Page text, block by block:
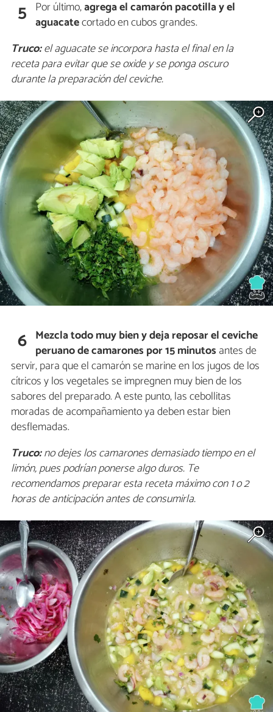
5 Por último,agrega el camarón pacotilla y el
aguacatecortado en cubos grandes.
Truco:el aguacate se incorpora hasta el final en la
receta para evitar que se oxide y se ponga oscuro
durante la preparación del ceviche.
6 Mezcla todo muy bien y deja reposarel ceviche
peruano de camarones por 15 minutos antes de
servir, para que el camarón se marine en los jugos de los
cítricos y los vegetales se impregnen muy bien de los
sabores del preparado. A este punto, las cebollitas
moradas de acompañamiento ya deben estar bien
desflemadas.
Truco:no dejes los camarones demasiado tiempo en el
limón, pues podrían ponerse algo duros. Te
recomendamos preparar esta receta máximo con 1 o 2
horas de anticipación antes de consumirla.